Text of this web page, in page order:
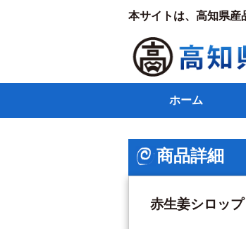
本サイトは、高知県産
ホーム
商品詳細
赤生姜シロップ